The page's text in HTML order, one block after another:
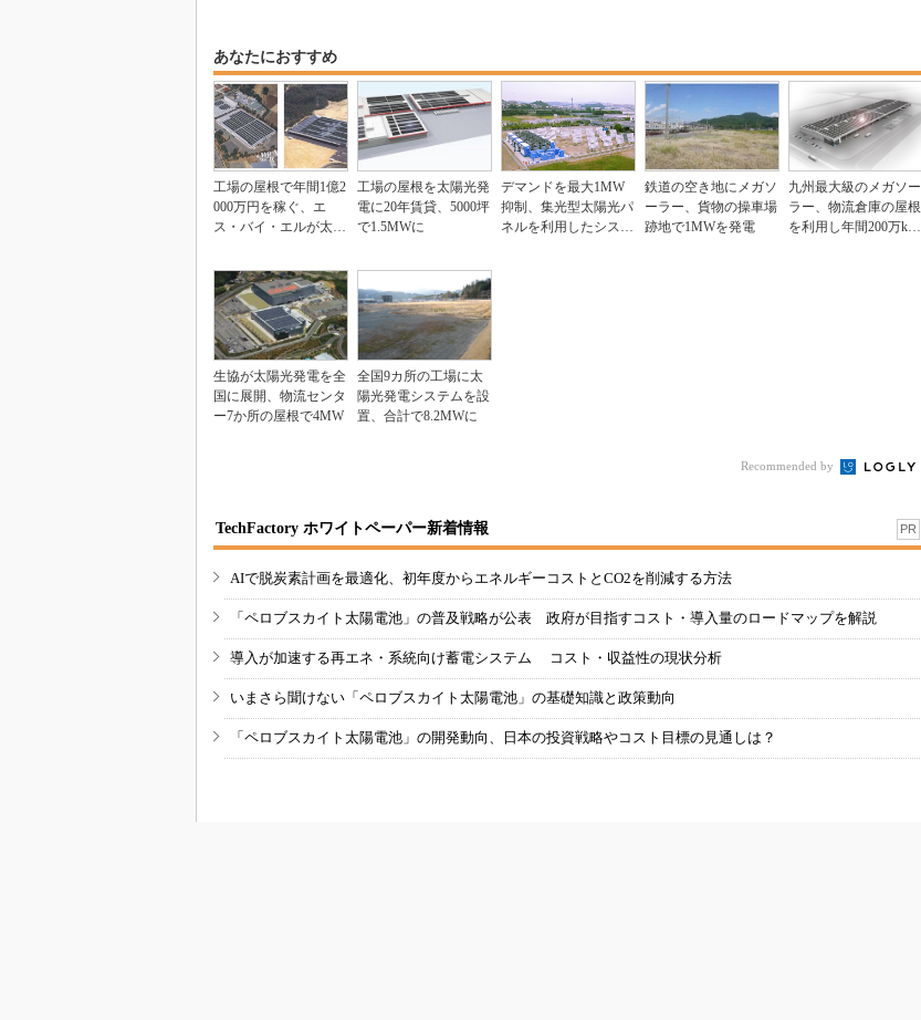
あなたにおすすめ
工場の屋根で年間1億2
000万円を稼ぐ、エ
ス・バイ・エルが太陽
工場の屋根を太陽光発
電に20年賃貸、5000坪
で1.5MWに
デマンドを最大1MW
抑制、集光型太陽光パ
ネルを利用したシステ
鉄道の空き地にメガソ
ーラー、貨物の操車場
跡地で1MWを発電
九州最大級のメガソー
ラー、物流倉庫の屋根
を利用し年間200万kW
生協が太陽光発電を全
国に展開、物流センタ
ー7か所の屋根で4MW
全国9カ所の工場に太
陽光発電システムを設
置、合計で8.2MWに
Recommended by
TechFactory ホワイトペーパー新着情報 PR
AIで脱炭素計画を最適化、初年度からエネルギーコストとCO2を削減する方法
「ペロブスカイト太陽電池」の普及戦略が公表 政府が目指すコスト・導入量のロードマップを解説
導入が加速する再エネ・系統向け蓄電システム コスト・収益性の現状分析
いまさら聞けない「ペロブスカイト太陽電池」の基礎知識と政策動向
「ペロブスカイト太陽電池」の開発動向、日本の投資戦略やコスト目標の見通しは？